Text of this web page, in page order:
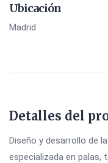
Ubicación
Madrid
Detalles del
Diseño y desarrollo de
especializada en palas,